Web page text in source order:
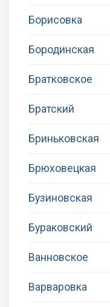
Борисовка
Бородинская
Братковское
Братский
Бриньковская
Брюховецкая
Бузиновская
Бураковский
Ванновское
Варваровка